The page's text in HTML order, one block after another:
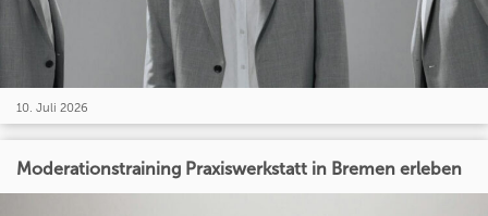
10. Juli 2026
Moderationstraining Praxiswerkstatt in Bremen erleben